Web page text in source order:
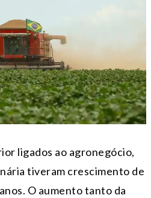
ligados ao agronegócio,
tiveram crescimento de
O aumento tanto da